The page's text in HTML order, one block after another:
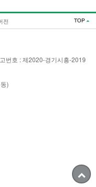
전
번호 : 제2020-경기시흥-2019
)